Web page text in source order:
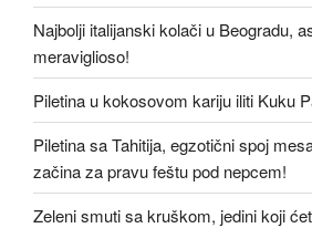
Najbolji italijanski kolači u Beogradu,
meraviglioso!
Piletina u kokosovom kariju iliti Kuku
Piletina sa Tahitija, egzotični spoj
začina za pravu feštu pod nepcem!
Zeleni smuti sa kruškom, jedini koji